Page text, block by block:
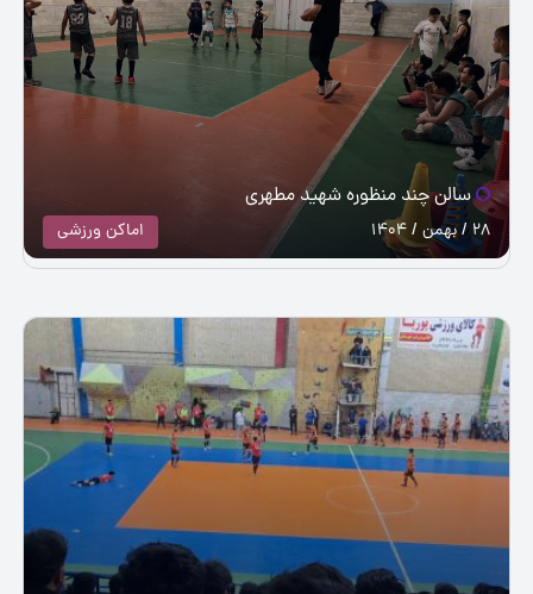
سالن چند منظوره شهید مطهری
اماکن ورزشی 28 / بهمن / 1404